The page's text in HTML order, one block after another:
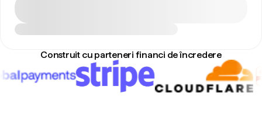
Construit cu parteneri financi de încredere